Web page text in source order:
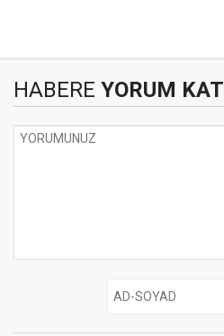
HABERE YORUM KAT